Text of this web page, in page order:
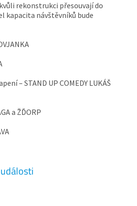
rekonstrukci přesouvají do
kapacita návštěvníků bude
– STAND UP COMEDY LUKÁŠ
a ŽĎORP